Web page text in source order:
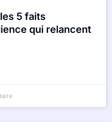
5 faits
qui relancent